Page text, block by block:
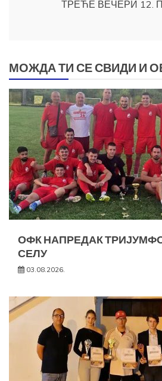
ТРЕЋЕ ВЕЧЕРИ 12.
МОЖДА ТИ СЕ СВИДИ И
ОФК НАПРЕДАК
СЕЛУ
03.08.2026.